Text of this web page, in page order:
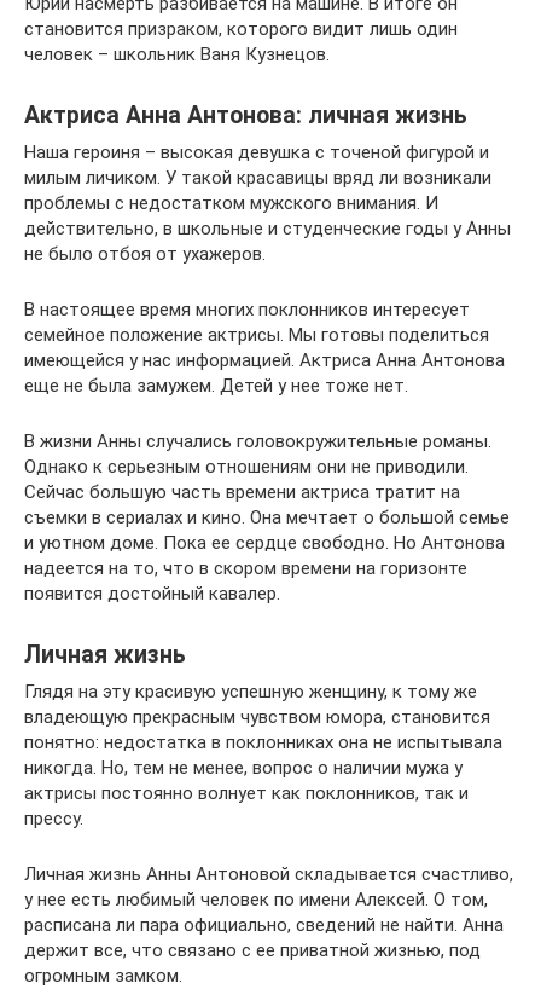
становится призраком, которого видит лишь один
человек – школьник Ваня Кузнецов.
Актриса Анна Антонова: личная жизнь
Наша героиня – высокая девушка с точеной фигурой и
милым личиком. У такой красавицы вряд ли возникали
проблемы с недостатком мужского внимания. И
действительно, в школьные и студенческие годы у Анны
не было отбоя от ухажеров.
В настоящее время многих поклонников интересует
семейное положение актрисы. Мы готовы поделиться
имеющейся у нас информацией. Актриса Анна Антонова
еще не была замужем. Детей у нее тоже нет.
В жизни Анны случались головокружительные романы.
Однако к серьезным отношениям они не приводили.
Сейчас большую часть времени актриса тратит на
съемки в сериалах и кино. Она мечтает о большой семье
и уютном доме. Пока ее сердце свободно. Но Антонова
надеется на то, что в скором времени на горизонте
появится достойный кавалер.
Личная жизнь
Глядя на эту красивую успешную женщину, к тому же
владеющую прекрасным чувством юмора, становится
понятно: недостатка в поклонниках она не испытывала
никогда. Но, тем не менее, вопрос о наличии мужа у
актрисы постоянно волнует как поклонников, так и
прессу.
Личная жизнь Анны Антоновой складывается счастливо,
у нее есть любимый человек по имени Алексей. О том,
расписана ли пара официально, сведений не найти. Анна
держит все, что связано с ее приватной жизнью, под
огромным замком.